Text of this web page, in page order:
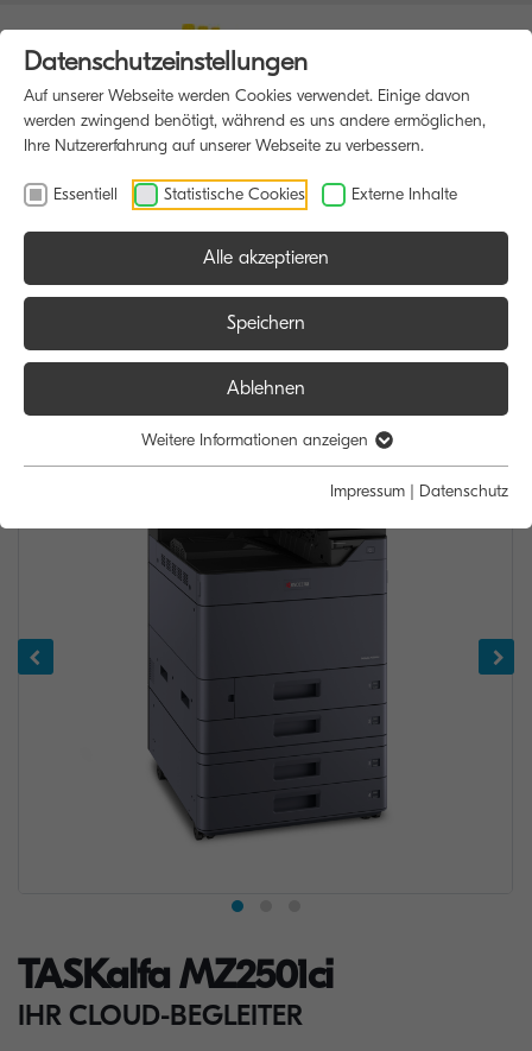
TASKalfa MZ2501ci
IHR CLOUD-BEGLEITER
Datenschutzeinstellungen
Auf unserer Webseite werden Cookies verwendet. Einige davon
werden zwingend benötigt, während es uns andere ermöglichen,
Ihre Nutzererfahrung auf unserer Webseite zu verbessern.
Essentiell Statistische Cookies Externe Inhalte
Alle akzeptieren
Speichern
Ablehnen
Weitere Informationen anzeigen
Impressum | Datenschutz